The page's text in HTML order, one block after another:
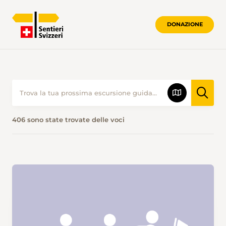
DONAZIONE
406 sono state trovate delle voci